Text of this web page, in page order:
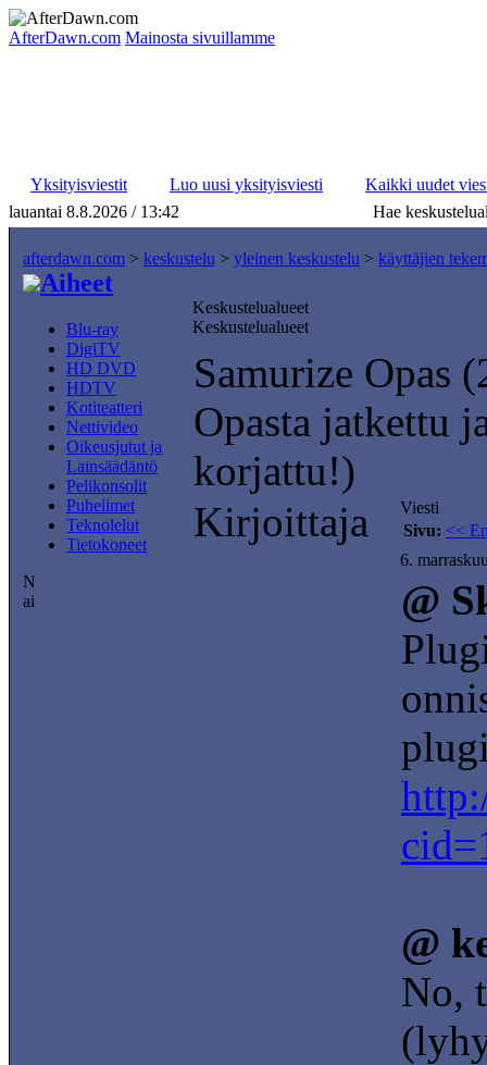
AfterDawn.com Mainosta sivuillamme
Yksityisviestit Luo uusi yksityisviesti
Kaikki uudet
lauantai 8.8.2026 / 13:42
Hae
afterdawn.com > keskustelu > yleinen keskustelu > käyttäjien
Aiheet
Blu-ray
DigiTV
HD DVD
HDTV
Kotiteatteri
Nettivideo
Oikeusjutut ja
Lainsäädäntö
Pelikonsolit
Puhelimet
Teknolelut
Tietokoneet
Keskustelualueet
Keskustelualueet
Samurize Opas
Opasta jatkettu
korjattu!)
Kirjoittaja
Viesti
Sivu: <<
6.
@
@
No,